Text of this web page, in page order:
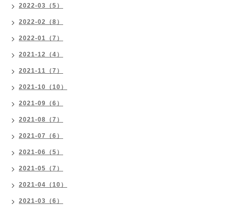
2022-03（5）
2022-02（8）
2022-01（7）
2021-12（4）
2021-11（7）
2021-10（10）
2021-09（6）
2021-08（7）
2021-07（6）
2021-06（5）
2021-05（7）
2021-04（10）
2021-03（6）